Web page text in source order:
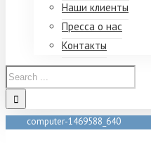
Наши клиенты
Пресса о нас
Контакты
computer-1469588_640